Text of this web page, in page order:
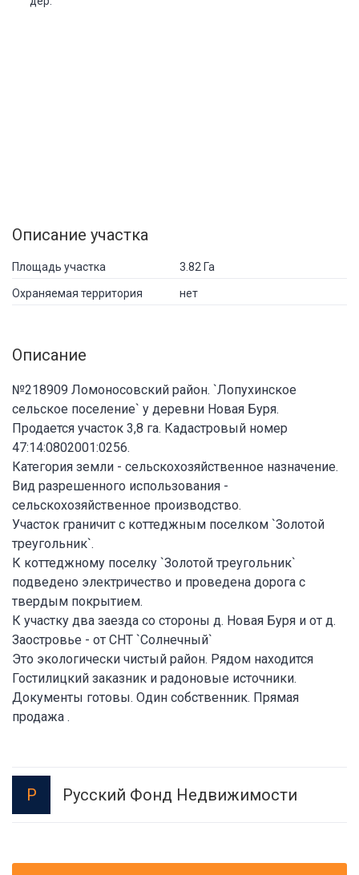
Описание участка
Площадь участка 3.82 Га
Охраняемая территория нет
Описание
№218909 Ломоносовский район. `Лопухинское
сельское поселение` у деревни Новая Буря.
Продается участок 3,8 га. Кадастровый номер
47:14:0802001:0256.
Категория земли - сельскохозяйственное назначение.
Вид разрешенного использования -
сельскохозяйственное производство.
Участок граничит с коттеджным поселком `Золотой
треугольник`.
К коттеджному поселку `Золотой треугольник`
подведено электричество и проведена дорога с
твердым покрытием.
К участку два заезда со стороны д. Новая Буря и от д.
Заостровье - от СНТ `Солнечный`
Это экологически чистый район. Рядом находится
Гостилицкий заказник и радоновые источники.
Документы готовы. Один собственник. Прямая
продажа .
Р Русский Фонд Недвижимости